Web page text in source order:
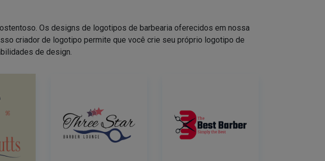
Os designs de logotipos de barbearia oferecidos em nossa
criador de logotipo permite que você crie seu próprio logotipo de
de design.